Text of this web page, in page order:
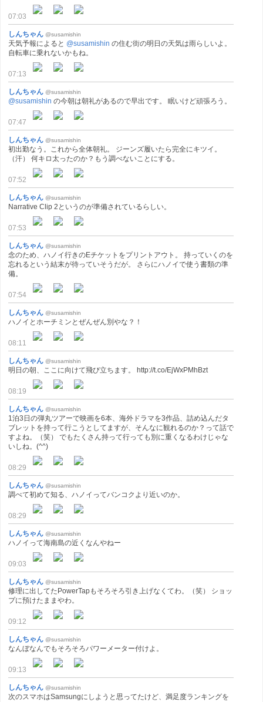
07:03
しんちゃん @susamishin
天気予報によると @susamishin の住む街の明日の天気は雨らしいよ。
自転車に乗れないかもね。
07:13
しんちゃん @susamishin
@susamishin の今朝は朝礼があるので早出です。 眠いけど頑張ろう。
07:47
しんちゃん @susamishin
初出勤なう。これから全体朝礼。 ジーンズ履いたら完全にキツイ。
（汗） 何キロ太ったのか？もう調べないことにする。
07:52
しんちゃん @susamishin
Narrative Clip 2というのが準備されているらしい。
07:53
しんちゃん @susamishin
念のため、ハノイ行きのEチケットをプリントアウト。 持っていくのを
忘れるという結末が待っていそうだが。 さらにハノイで使う書類の準
備。
07:54
しんちゃん @susamishin
ハノイとホーチミンとぜんぜん別やな？！
08:11
しんちゃん @susamishin
明日の朝、ここに向けて飛び立ちます。 http://t.co/EjWxPMhBzt
08:19
しんちゃん @susamishin
1泊3日の弾丸ツアーで映画を6本、海外ドラマを3作品、詰め込んだタ
ブレットを持って行こうとしてますが、そんなに観れるのか？って話で
すよね。（笑） でもたくさん持って行っても別に重くなるわけじゃな
いしね。(^^)
08:29
しんちゃん @susamishin
調べて初めて知る、ハノイってバンコクより近いのか。
08:29
しんちゃん @susamishin
ハノイって海南島の近くなんやねー
09:03
しんちゃん @susamishin
修理に出してたPowerTapもそろそろ引き上げなくてわ。（笑） ショッ
プに預けたままやわ。
09:12
しんちゃん @susamishin
なんぼなんでもそろそろパワーメーター付けよ。
09:13
しんちゃん @susamishin
次のスマホはSamsungにしようと思ってたけど、満足度ランキングを